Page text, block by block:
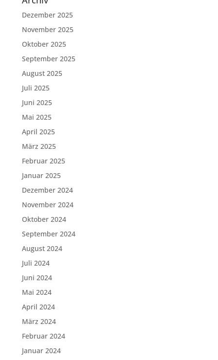
Dezember 2025
November 2025
Oktober 2025
September 2025
August 2025
Juli 2025
Juni 2025
Mai 2025
April 2025
März 2025
Februar 2025
Januar 2025
Dezember 2024
November 2024
Oktober 2024
September 2024
August 2024
Juli 2024
Juni 2024
Mai 2024
April 2024
März 2024
Februar 2024
Januar 2024